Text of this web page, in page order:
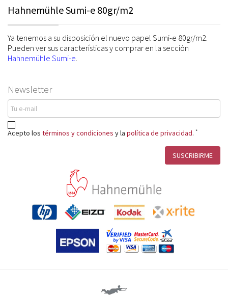
Newsletter
Acepto los términos y condiciones y la política de privacidad. *
Hahnemühle Sumi-e 80gr/m2
Ya tenemos a su disposición el nuevo papel Sumi-e 80gr/m2.
Pueden ver sus características y comprar en la sección
Hahnemühle Sumi-e.